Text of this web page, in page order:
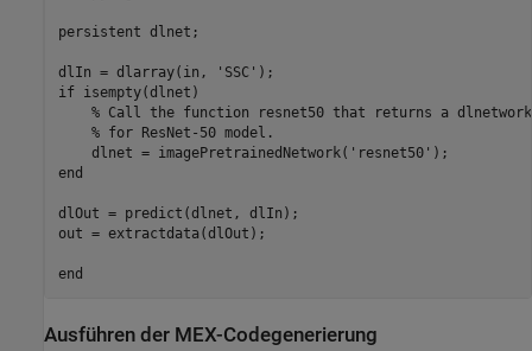
persistent dlnet;
dlIn = dlarray(in, 'SSC');
if isempty(dlnet)
% Call the function resnet50 that returns a
    % for ResNet-50 model.
    dlnet = imagePretrainedNetwork('resnet50');
end
dlOut = predict(dlnet, dlIn);
out = extractdata(dlOut);
Ausführen der MEX-Codegenerierung